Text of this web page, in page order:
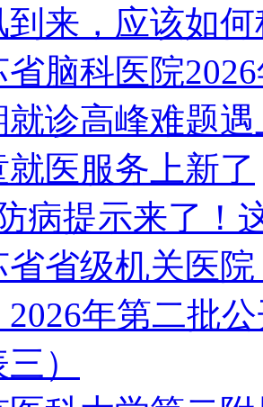
到来，应该如
省脑科医院
就诊高峰难题
就医服务上新了
病提示来了！
省省级机关医
2026年第二批
）